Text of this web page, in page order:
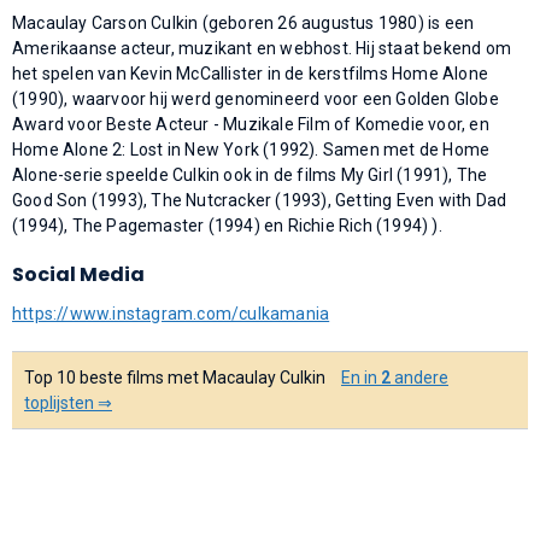
Macaulay Carson Culkin (geboren 26 augustus 1980) is een
Amerikaanse acteur, muzikant en webhost. Hij staat bekend om
het spelen van Kevin McCallister in de kerstfilms Home Alone
(1990), waarvoor hij werd genomineerd voor een Golden Globe
Award voor Beste Acteur - Muzikale Film of Komedie voor, en
Home Alone 2: Lost in New York (1992). Samen met de Home
Alone-serie speelde Culkin ook in de films My Girl (1991), The
Good Son (1993), The Nutcracker (1993), Getting Even with Dad
(1994), The Pagemaster (1994) en Richie Rich (1994) ).
Social Media
https://www.instagram.com/culkamania
Top 10 beste films met Macaulay Culkin En in 2andere
toplijsten ⇒